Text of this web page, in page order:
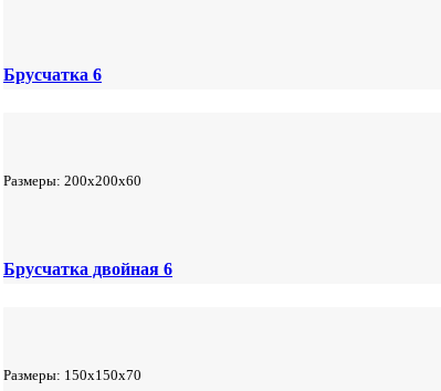
Брусчатка 6
Размеры: 200х200х60
Брусчатка двойная 6
Размеры: 150х150х70